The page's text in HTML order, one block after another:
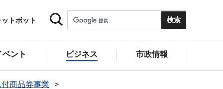
トボット
ント ビジネス 市政情報
商品券事業